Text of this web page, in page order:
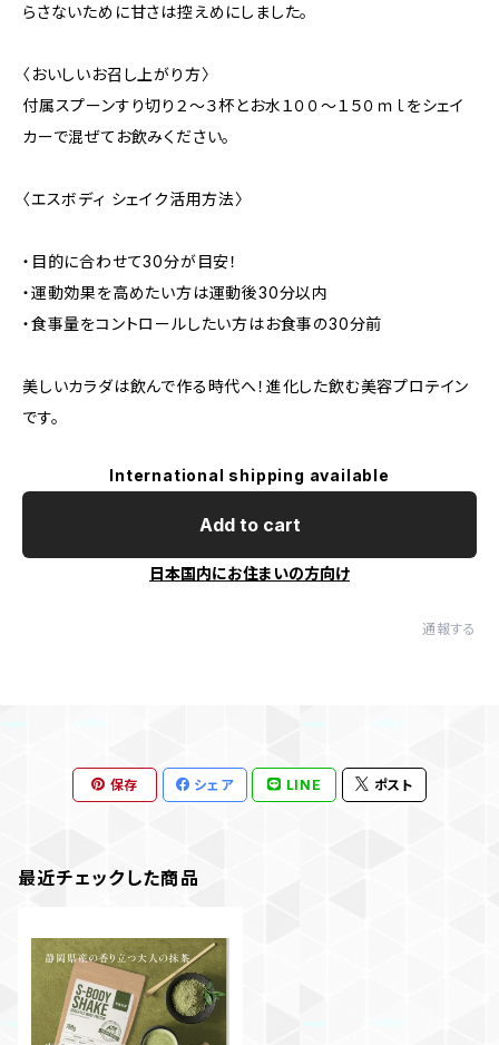
らさないために甘さは控えめにしました。
〈おいしいお召し上がり方〉
付属スプーンすり切り２〜３杯とお水１００～１５０ｍｌをシェイ
カーで混ぜてお飲みください。
〈エスボディ シェイク活用方法〉
・目的に合わせて30分が目安！
・運動効果を高めたい方は運動後30分以内
・食事量をコントロールしたい方はお食事の30分前
美しいカラダは飲んで作る時代へ！進化した飲む美容プロテイン
です。
International shipping available
Add to cart
日本国内にお住まいの方向け
通報する
保存 シェア LINE ポスト
最近チェックした商品